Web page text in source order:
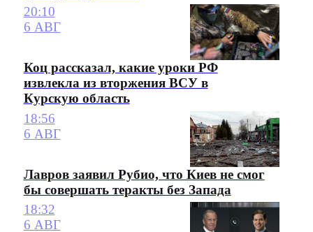
20:10
6 АВГ
Коц рассказал, какие уроки РФ
извлекла из вторжения ВСУ в
Курскую область
18:56
6 АВГ
Лавров заявил Рубио, что Киев не смог
бы совершать теракты без Запада
18:32
6 АВГ